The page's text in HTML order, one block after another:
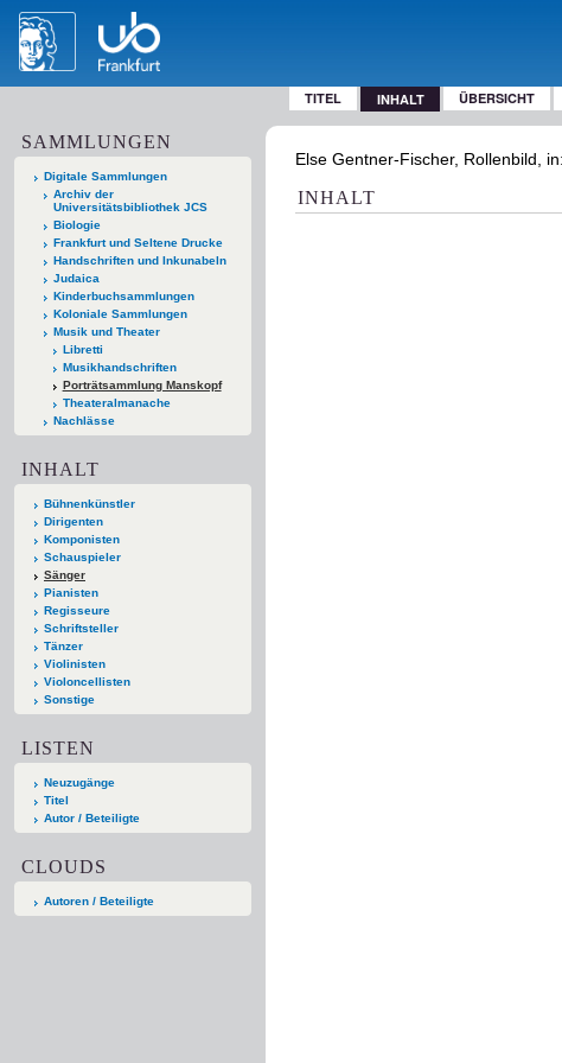
TITEL INHALT ÜBERSICHT
SAMMLUNGEN
Digitale Sammlungen
Archiv der
Universitätsbibliothek JCS
Biologie
Frankfurt und Seltene Drucke
Handschriften und Inkunabeln
Judaica
Kinderbuchsammlungen
Koloniale Sammlungen
Musik und Theater
Libretti
Musikhandschriften
Porträtsammlung Manskopf
Theateralmanache
Nachlässe
INHALT
Bühnenkünstler
Dirigenten
Komponisten
Schauspieler
Sänger
Pianisten
Regisseure
Schriftsteller
Tänzer
Violinisten
Violoncellisten
Sonstige
LISTEN
Neuzugänge
Titel
Autor / Beteiligte
CLOUDS
Autoren / Beteiligte
Else Gentner-Fischer, Rollenbild,
INHALT